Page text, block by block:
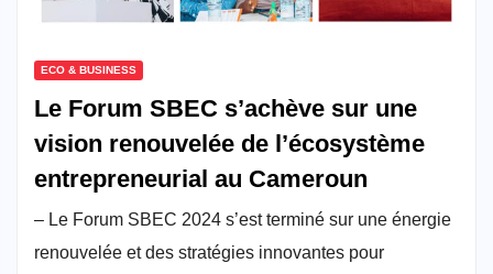
ECO & BUSINESS
Le Forum SBEC s’achève sur une
vision renouvelée de l’écosystème
entrepreneurial au Cameroun
– Le Forum SBEC 2024 s’est terminé sur une énergie
renouvelée et des stratégies innovantes pour